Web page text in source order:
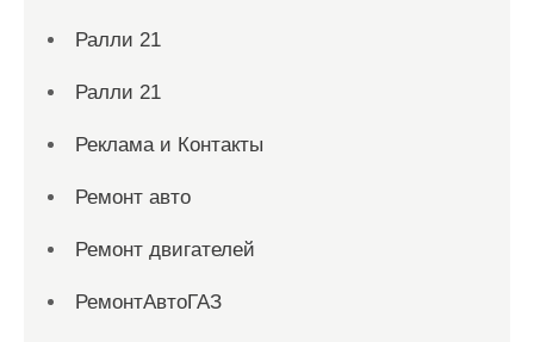
Ралли 21
Ралли 21
Реклама и Контакты
Ремонт авто
Ремонт двигателей
РемонтАвтоГАЗ